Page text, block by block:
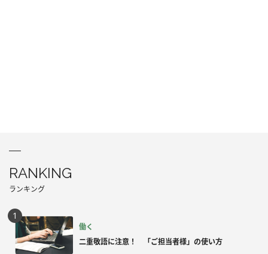
RANKING
ランキング
働く
二重敬語に注意！ 「ご担当者様」の使い方